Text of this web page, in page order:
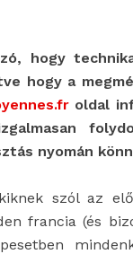
hogy
hogy a
oldal
nyomán
szól az
francia (és